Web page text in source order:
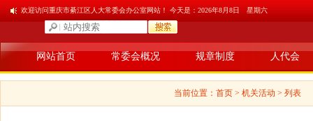
欢迎访问重庆市綦江区人大常委会办公室网站！ 今天是： 2026年8月8日 星期六
网站首页 常委会概况 规章制度 人代会
当前位置： 首页 > 机关活动 > 列表